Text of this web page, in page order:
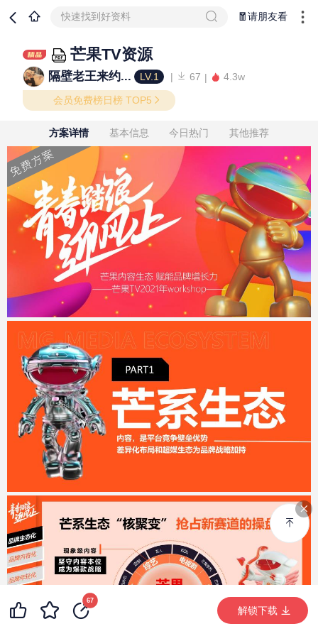
快速找到好资料 🧧请朋友看
芒果TV资源
隔壁老王来约... LV.1 67 4.3w
会员免费榜日榜 TOP5
方案详情 基本信息 今日热门 其他推荐
99+
解锁下载 (46791次)
67
解锁下载